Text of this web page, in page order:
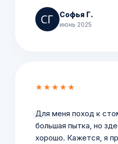
Софья Г.
июнь 2025
★★★★★
Для меня поход к
большая пытка, но
хорошо. Кажется, я